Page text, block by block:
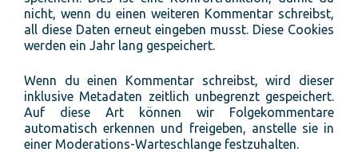
nicht, wenn du einen weiteren Kommentar schreibst,
all diese Daten erneut eingeben musst. Diese Cookies
werden ein Jahr lang gespeichert.
Wenn du einen Kommentar schreibst, wird dieser
inklusive Metadaten zeitlich unbegrenzt gespeichert.
Auf diese Art können wir Folgekommentare
automatisch erkennen und freigeben, anstelle sie in
einer Moderations-Warteschlange festzuhalten.